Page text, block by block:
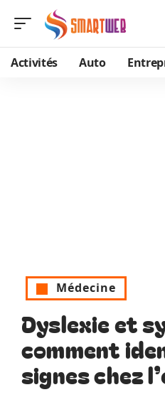
Activités Auto
Médecine
Dyslexie et
comment
signes chez